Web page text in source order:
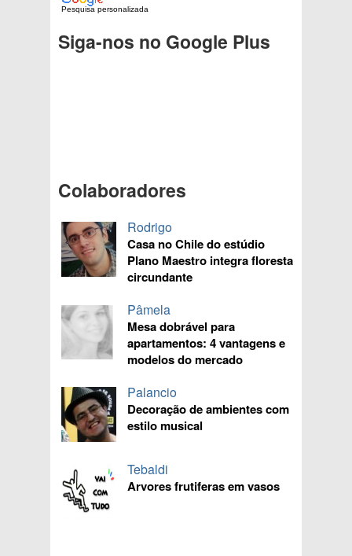
Pesquisa personalizada
Siga-nos no Google Plus
Colaboradores
Rodrigo
Casa no Chile do estúdio
Plano Maestro integra floresta
circundante
Pâmela
Mesa dobrável para
apartamentos: 4 vantagens e
modelos do mercado
Palancio
Decoração de ambientes com
estilo musical
Tebaldi
Arvores frutiferas em vasos